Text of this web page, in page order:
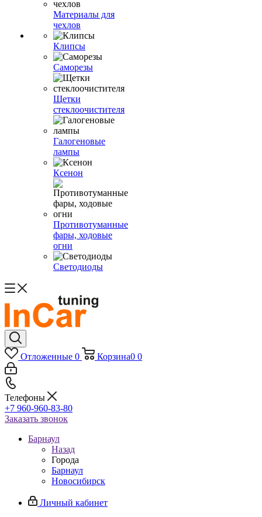
Материалы для
чехлов
Клипсы
Саморезы
Щетки
стеклоочистителя
Галогеновые
лампы
Ксенон
Противотуманные
фары, ходовые
огни
Светодиоды
Отложенные 0 Корзина0 0
Телефоны
+7 960-960-83-80
Заказать звонок
Барнаул
Назад
Города
Барнаул
Новосибирск
Личный кабинет